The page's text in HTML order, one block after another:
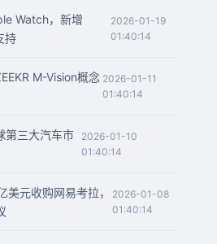
Watch，新增
持
2026-01-19
01:40:14
M-Vision概念 2026-01-11
01:40:14
第三大汽车市
2026-01-10
01:40:14
美元收购网易考拉，
2026-01-08
01:40:14